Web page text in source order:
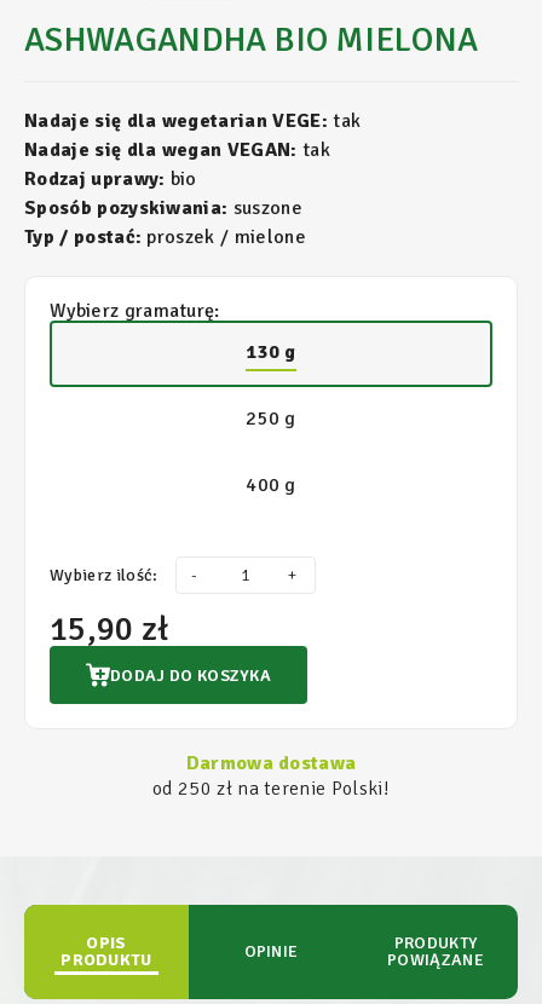
ASHWAGANDHA BIO MIELONA
Nadaje się dla wegetarian VEGE: tak
Nadaje się dla wegan VEGAN: tak
Rodzaj uprawy: bio
Sposób pozyskiwania: suszone
Typ / postać: proszek / mielone
Wybierz gramaturę:
130 g
250 g
400 g
Wybierz ilość: - +
15,90 zł
DODAJ DO KOSZYKA
Darmowa dostawa
od 250 zł na terenie Polski!
OPIS
PRODUKTU
OPINIE
PRODUKTY
POWIĄZANE